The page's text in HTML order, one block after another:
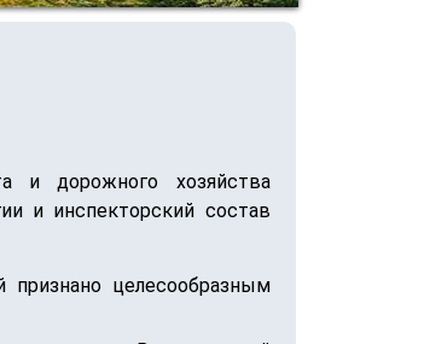
и дорожного хозяйства
и инспекторский состав
целесообразным